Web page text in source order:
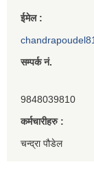
ईमेल :
सम्पर्क नं.
9848039810
कर्मचारीहरु :
चन्द्रा पौडेल